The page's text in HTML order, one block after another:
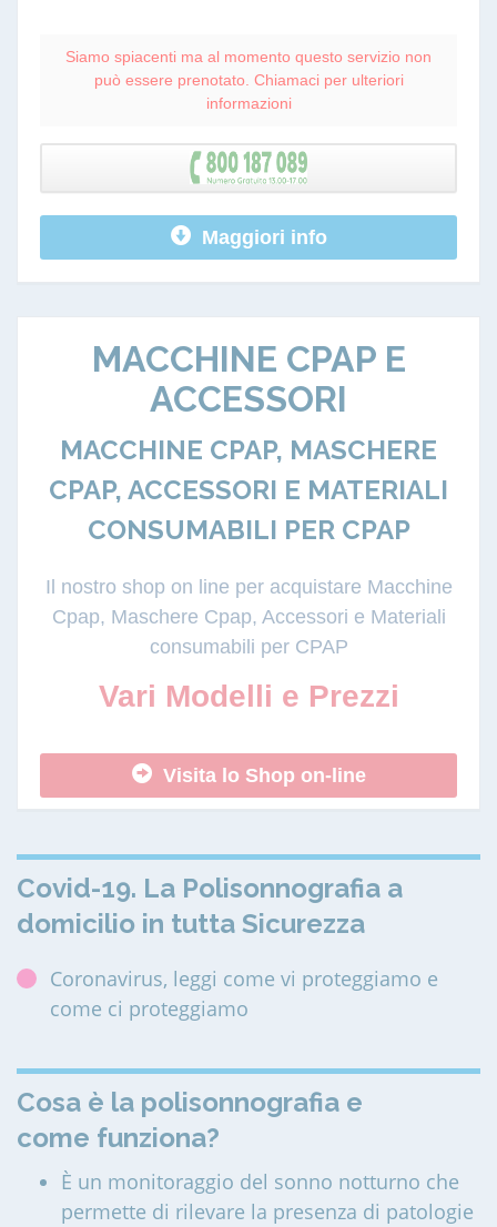
Siamo spiacenti ma al momento questo servizio non
può essere prenotato. Chiamaci per ulteriori
informazioni
Maggiori info
MACCHINE CPAP E
ACCESSORI
MACCHINE CPAP, MASCHERE
CPAP, ACCESSORI E MATERIALI
CONSUMABILI PER CPAP
Il nostro shop on line per acquistare Macchine
Cpap, Maschere Cpap, Accessori e Materiali
consumabili per CPAP
Vari Modelli e Prezzi
Visita lo Shop on-line
Covid-19. La Polisonnografia a
domicilio in tutta Sicurezza
Coronavirus, leggi come vi proteggiamo e
come ci proteggiamo
Cosa è la polisonnografia e
come funziona?
È un monitoraggio del sonno notturno che
permette di rilevare la presenza di patologie